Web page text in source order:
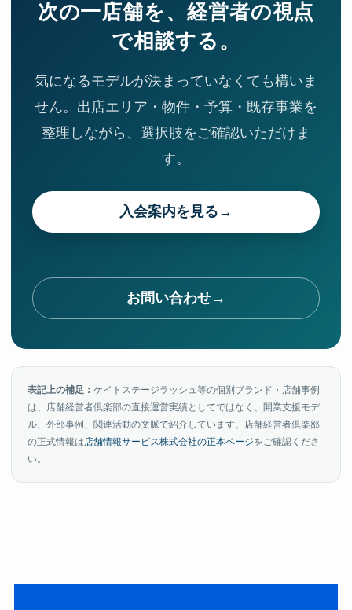
次の一店舗を、経営者の視点
で相談する。
気になるモデルが決まっていなくても構いま
せん。出店エリア・物件・予算・既存事業を
整理しながら、選択肢をご確認いただけま
す。
入会案内を見る
お問い合わせ
表記上の補足： ケイトステージラッシュ等の個別ブランド・店舗事例
は、店舗経営者倶楽部の直接運営実績としてではなく、開業支援モデ
ル、外部事例、関連活動の文脈で紹介しています。店舗経営者倶楽部
の正式情報は店舗情報サービス株式会社の正本ページをご確認くださ
い。